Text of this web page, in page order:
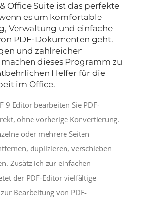
Office Suite ist das perfekte
es um komfortable
Verwaltung und einfache
PDF-Dokumenten geht.
und zahlreichen
dieses Programm zu
Helfer für die
im Office.
9 Editor bearbeiten Sie PDF-
ohne vorherige Konvertierung.
oder mehrere Seiten
duplizieren, verschieben
Zusätzlich zur einfachen
der PDF-Editor vielfältige
Bearbeitung von PDF-